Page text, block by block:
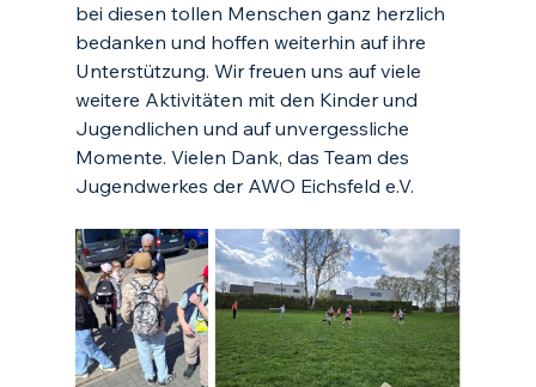
bei diesen tollen Menschen ganz herzlich
bedanken und hoffen weiterhin auf ihre
Unterstützung. Wir freuen uns auf viele
weitere Aktivitäten mit den Kinder und
Jugendlichen und auf unvergessliche
Momente. Vielen Dank, das Team des
Jugendwerkes der AWO Eichsfeld e.V.